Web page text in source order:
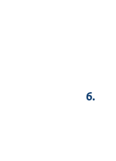
6.